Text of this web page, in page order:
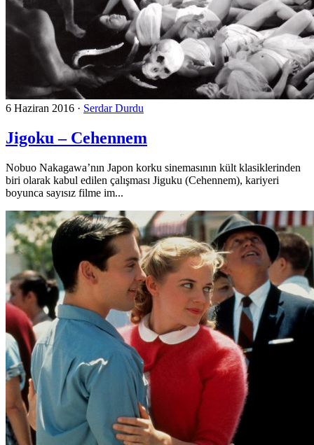
6 Haziran 2016 · Serdar Durdu
Jigoku – Cehennem
Nobuo Nakagawa’nın Japon korku sinemasının kült klasiklerinden
biri olarak kabul edilen çalışması Jiguku (Cehennem), kariyeri
boyunca sayısız filme im...